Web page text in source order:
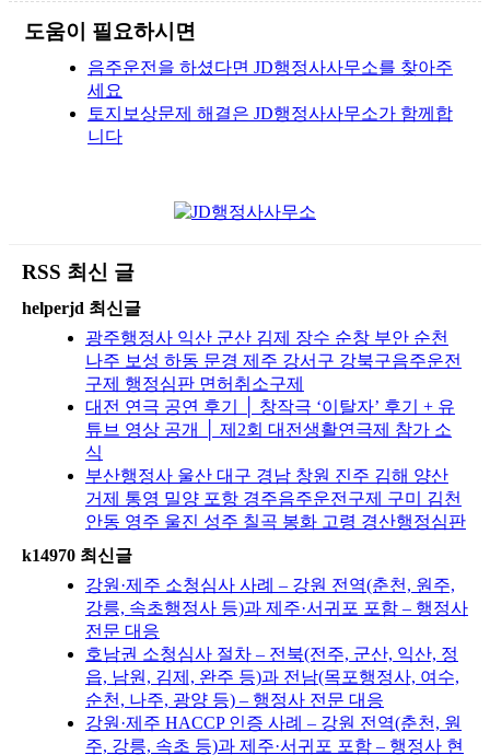
도움이 필요하시면
음주운전을 하셨다면 JD행정사사무소를 찾아주
세요
토지보상문제 해결은 JD행정사사무소가 함께합
니다
RSS 최신 글
helperjd 최신글
광주행정사 익산 군산 김제 장수 순창 부안 순천
나주 보성 하동 문경 제주 강서구 강북구음주운전
구제 행정심판 면허취소구제
대전 연극 공연 후기 │ 창작극 ‘이탈자’ 후기 + 유
튜브 영상 공개 │ 제2회 대전생활연극제 참가 소
식
부산행정사 울산 대구 경남 창원 진주 김해 양산
거제 통영 밀양 포항 경주음주운전구제 구미 김천
안동 영주 울진 성주 칠곡 봉화 고령 경산행정심판
k14970 최신글
강원·제주 소청심사 사례 – 강원 전역(춘천, 원주,
강릉, 속초행정사 등)과 제주·서귀포 포함 – 행정사
전문 대응
호남권 소청심사 절차 – 전북(전주, 군산, 익산, 정
읍, 남원, 김제, 완주 등)과 전남(목포행정사, 여수,
순천, 나주, 광양 등) – 행정사 전문 대응
강원·제주 HACCP 인증 사례 – 강원 전역(춘천, 원
주, 강릉, 속초 등)과 제주·서귀포 포함 – 행정사 현